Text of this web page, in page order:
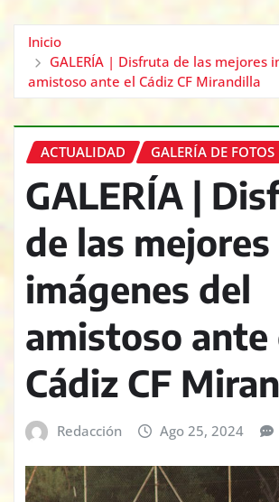
Inicio
GALERÍA | Disfruta de las mejores
amistoso ante el Cádiz CF Mirandilla
ACTUALIDAD GALERÍA DE FOTOS
GALERÍA |
de las mejores
imágenes del
amistoso ante
Cádiz CF
Redacción Ago 25, 2024